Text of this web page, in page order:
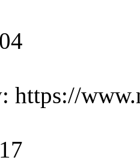
https://